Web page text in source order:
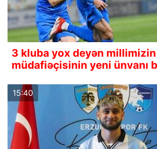
3 kluba yox deyən millimizin
müdafiəçisinin yeni ünvanı
15:40